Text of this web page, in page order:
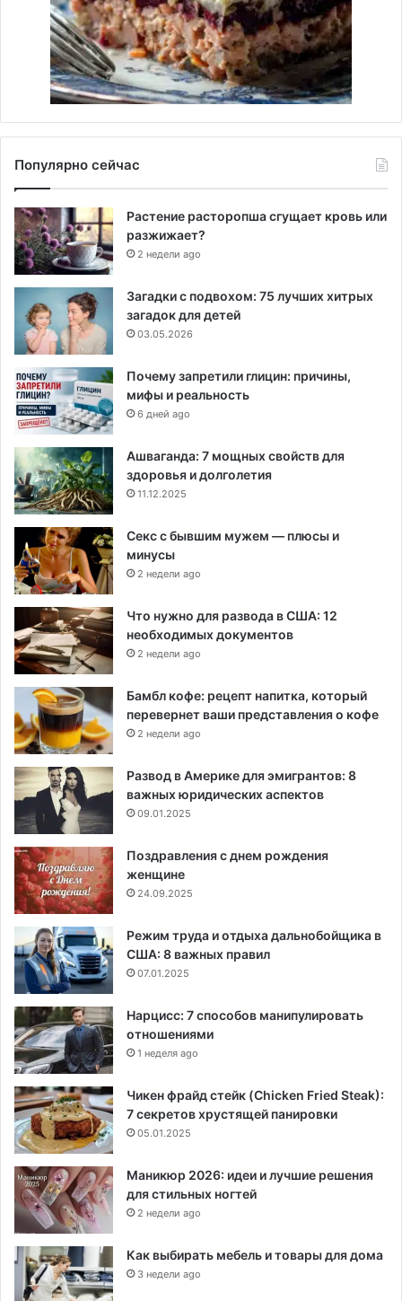
Популярно сейчас
Растение расторопша сгущает кровь или
разжижает?
2 недели ago
Загадки с подвохом: 75 лучших хитрых
загадок для детей
03.05.2026
Почему запретили глицин: причины,
мифы и реальность
6 дней ago
Ашваганда: 7 мощных свойств для
здоровья и долголетия
11.12.2025
Секс с бывшим мужем — плюсы и
минусы
2 недели ago
Что нужно для развода в США: 12
необходимых документов
2 недели ago
Бамбл кофе: рецепт напитка, который
перевернет ваши представления о кофе
2 недели ago
Развод в Америке для эмигрантов: 8
важных юридических аспектов
09.01.2025
Поздравления с днем рождения
женщине
24.09.2025
Режим труда и отдыха дальнобойщика в
США: 8 важных правил
07.01.2025
Нарцисс: 7 способов манипулировать
отношениями
1 неделя ago
Чикен фрайд стейк (Chicken Fried Steak):
7 секретов хрустящей панировки
05.01.2025
Маникюр 2026: идеи и лучшие решения
для стильных ногтей
2 недели ago
Как выбирать мебель и товары для дома
3 недели ago